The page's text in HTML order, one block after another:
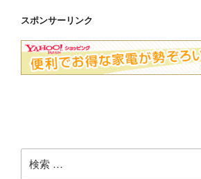
スポンサーリンク
索: